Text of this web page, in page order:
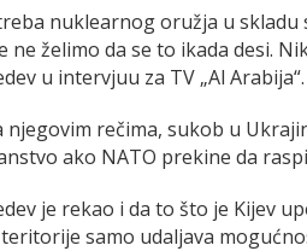
nuklearnog oružja u skladu
ne želimo da se to ikada desi.
u intervjuu za TV „Al Arabija“.
njegovim rečima, sukob u
ako NATO prekine da
je rekao i da to što je Kijev
samo udaljava